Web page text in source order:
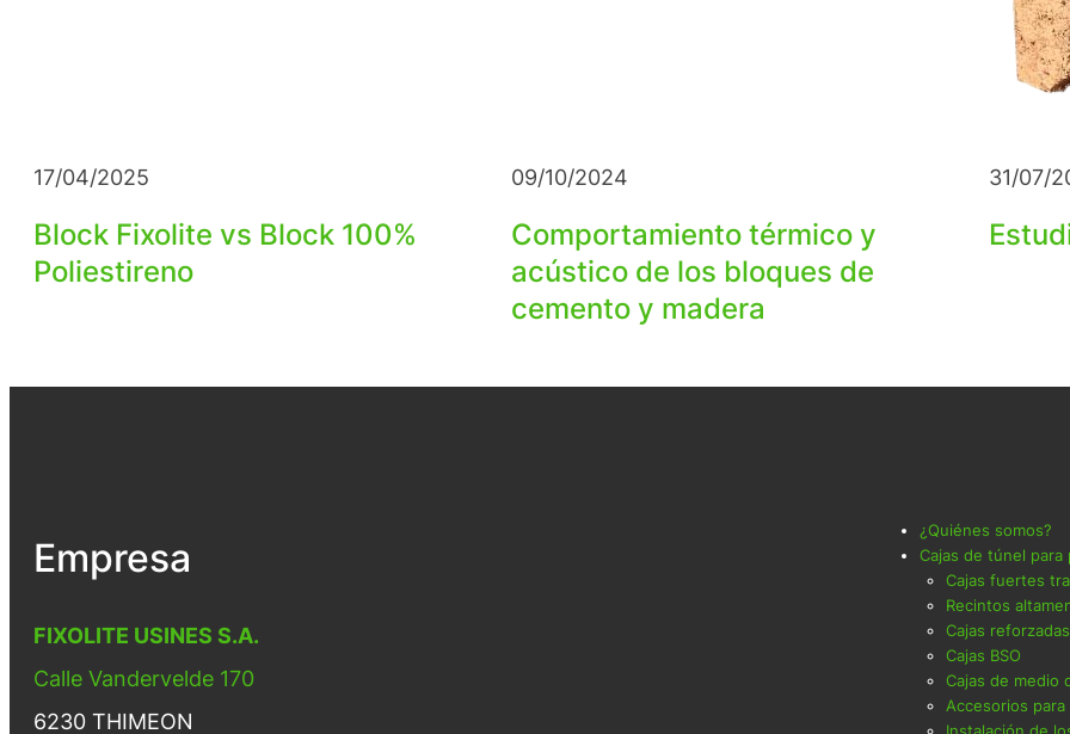
17/04/2025
Block Fixolite vs Block 100%
Poliestireno
09/10/2024
Comportamiento térmico y
acústico de los bloques de
cemento y madera
31/07/
Empresa
FIXOLITE USINES S.A.
Calle Vandervelde 170
6230 THIMEON
¿Quiénes somos?
Cajas de túnel para
Cajas fuertes
Recintos
Cajas reforzadas
Cajas BSO
Cajas de medio
Accesorios
Instalación de